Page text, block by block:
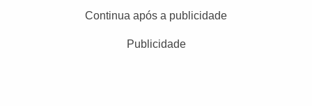
Continua após a publicidade
Publicidade